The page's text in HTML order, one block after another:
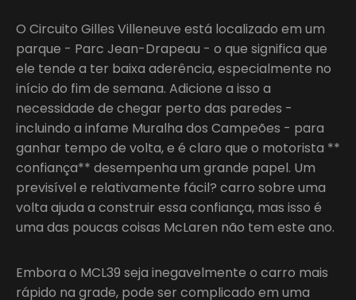
O Circuito Gilles Villeneuve está localizado em um
parque - Parc Jean-Drapeau - o que significa que
ele tende a ter baixa aderência, especialmente no
início do fim de semana. Adicione a isso a
necessidade de chegar perto das paredes -
incluindo a infame Muralha dos Campeões - para
ganhar tempo de volta, e é claro que o motorista **
confiança** desempenha um grande papel. Um
previsível e relativamente fácil? carro sobre uma
volta ajuda a construir essa confiança, mas isso é
uma das poucas coisas McLaren não tem este ano.
Embora o MCL39 seja inegavelmente o carro mais
rápido na grade, pode ser complicado em uma